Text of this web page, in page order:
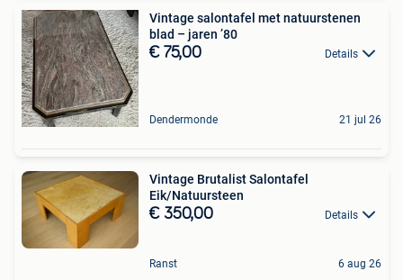
Vintage salontafel met natuurstenen
blad – jaren ’80
€ 75,00 Details
Dendermonde 21 jul 26
Vintage Brutalist Salontafel
Eik/Natuursteen
€ 350,00 Details
Ranst 6 aug 26